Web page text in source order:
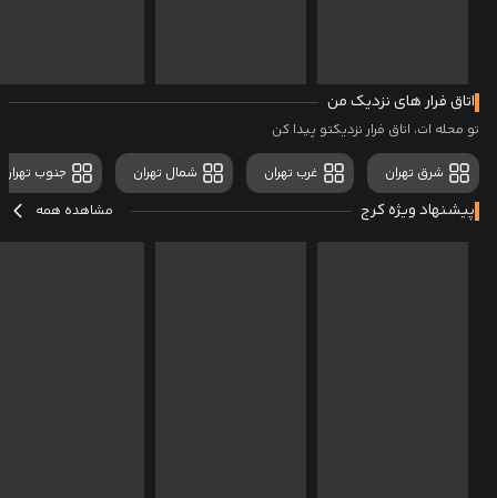
اتاق فرار های نزدیک من
تو محله ات، اتاق فرار نزدیکتو پیدا کن
شرق تهران غرب تهران شمال تهران جنوب تهران
پیشنهاد ویژه کرج مشاهده همه